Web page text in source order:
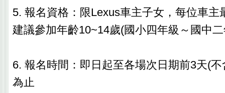
5. 報名資格：限Lexus車主子女，每位車主
建議參加年齡10~14歲(國小四年級～國中
6. 報名時間：即日起至各場次日期前3天(
為止